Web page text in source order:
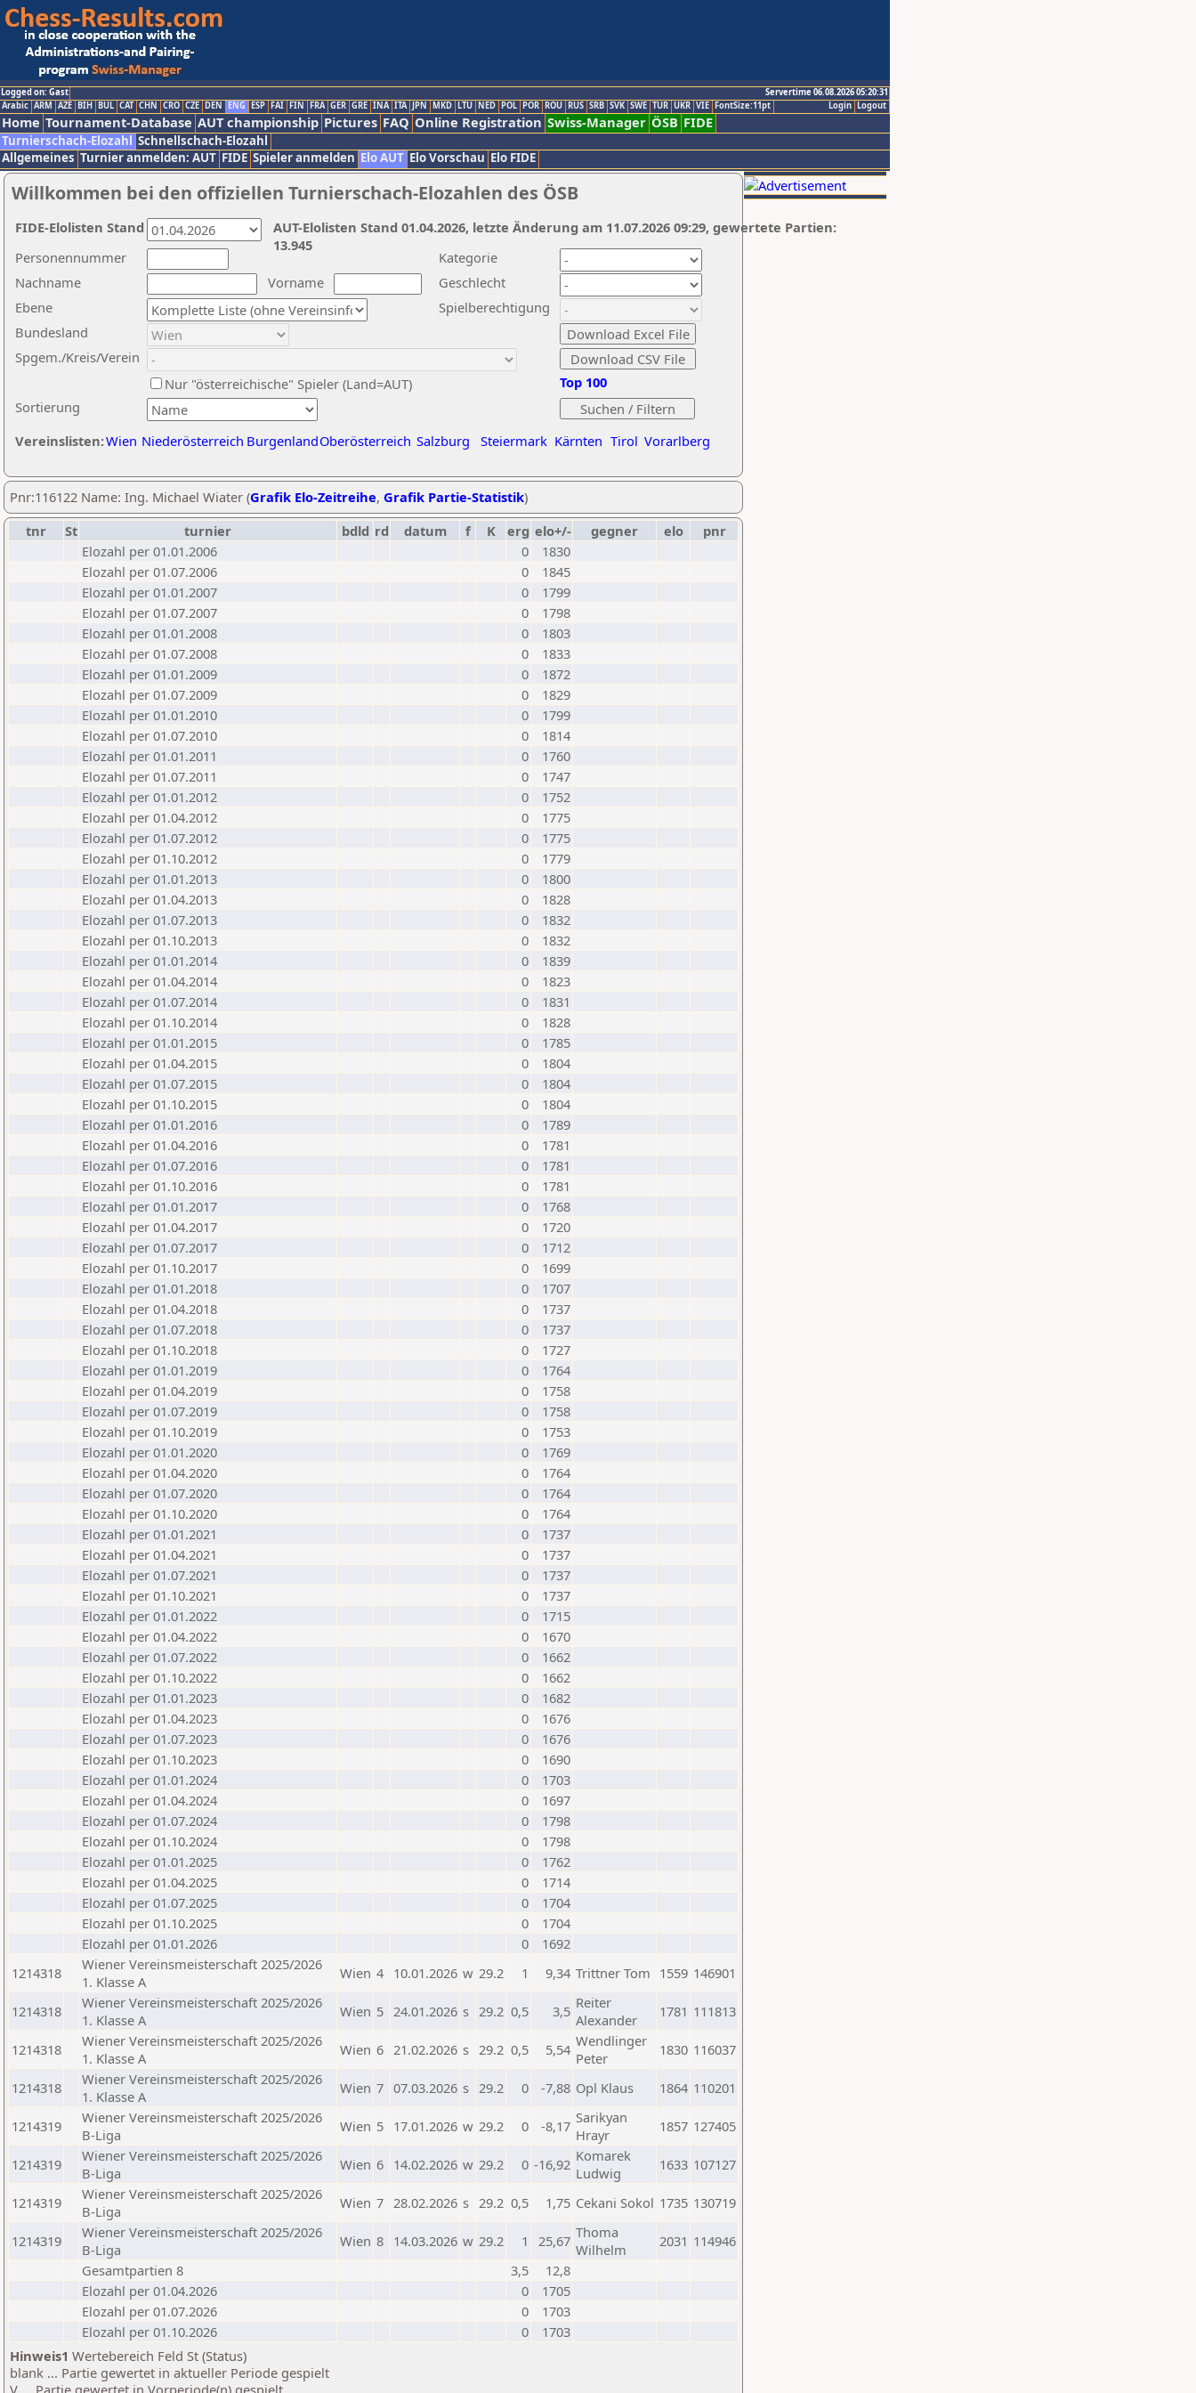
Logged on: Gast
Servertime 06.08.2026 05:20:31
Logout
Login
Arabic ARM AZE BIH BUL CAT CHN CRO CZE DEN ENG ESP FAI FIN FRA GER GRE INA ITA JPN MKD LTU NED POL POR ROU RUS SRB SVK SWE TUR UKR VIE FontSize:11pt
Home Tournament-Database AUT championship Pictures FAQ Online Registration Swiss-Manager ÖSB FIDE
Turnierschach-Elozahl Schnellschach-Elozahl
Allgemeines Turnier anmelden: AUT FIDE Spieler anmelden Elo AUT Elo Vorschau Elo FIDE
Willkommen bei den offiziellen Turnierschach-Elozahlen des ÖSB
Nachname
Vorname
Ebene
Kategorie
Sortierung
Personennummer
Bundesland
Spgem./Kreis/Verein
Geschlecht
Nur "österreichische" Spieler (Land=AUT)
Spielberechtigung
Vereinslisten:Wien Niederösterreich BurgenlandOberösterreich Salzburg Steiermark Kärnten Tirol Vorarlberg
Top 100
AUT-Elolisten Stand 01.04.2026, letzte Änderung am 11.07.2026 09:29, gewertete Partien:
13.945
FIDE-Elolisten Stand
Pnr:116122 Name: Ing. Michael Wiater (Grafik Elo-Zeitreihe, Grafik Partie-Statistik)
tnr
St turnier bdld rd datum f K erg elo+/- gegner elo
pnr
Elozahl per 01.01.2006
0
1830
Elozahl per 01.07.2006
0
1845
Elozahl per 01.01.2007
0
1799
Elozahl per 01.07.2007
0
1798
Elozahl per 01.01.2008
0
1803
Elozahl per 01.07.2008
0
1833
Elozahl per 01.01.2009
0
1872
Elozahl per 01.07.2009
0
1829
Elozahl per 01.01.2010
0
1799
Elozahl per 01.07.2010
0
1814
Elozahl per 01.01.2011
0
1760
Elozahl per 01.07.2011
0
1747
Elozahl per 01.01.2012
0
1752
Elozahl per 01.04.2012
0
1775
Elozahl per 01.07.2012
0
1775
Elozahl per 01.10.2012
0
1779
Elozahl per 01.01.2013
0
1800
Elozahl per 01.04.2013
0
1828
Elozahl per 01.07.2013
0
1832
Elozahl per 01.10.2013
0
1832
Elozahl per 01.01.2014
0
1839
Elozahl per 01.04.2014
0
1823
Elozahl per 01.07.2014
0
1831
Elozahl per 01.10.2014
0
1828
Elozahl per 01.01.2015
0
1785
Elozahl per 01.04.2015
0
1804
Elozahl per 01.07.2015
0
1804
Elozahl per 01.10.2015
0
1804
Elozahl per 01.01.2016
0
1789
Elozahl per 01.04.2016
0
1781
Elozahl per 01.07.2016
0
1781
Elozahl per 01.10.2016
0
1781
Elozahl per 01.01.2017
0
1768
Elozahl per 01.04.2017
0
1720
Elozahl per 01.07.2017
0
1712
Elozahl per 01.10.2017
0
1699
Elozahl per 01.01.2018
0
1707
Elozahl per 01.04.2018
0
1737
Elozahl per 01.07.2018
0
1737
Elozahl per 01.10.2018
0
1727
Elozahl per 01.01.2019
0
1764
Elozahl per 01.04.2019
0
1758
Elozahl per 01.07.2019
0
1758
Elozahl per 01.10.2019
0
1753
Elozahl per 01.01.2020
0
1769
Elozahl per 01.04.2020
0
1764
Elozahl per 01.07.2020
0
1764
Elozahl per 01.10.2020
0
1764
Elozahl per 01.01.2021
0
1737
Elozahl per 01.04.2021
0
1737
Elozahl per 01.07.2021
0
1737
Elozahl per 01.10.2021
0
1737
Elozahl per 01.01.2022
0
1715
Elozahl per 01.04.2022
0
1670
Elozahl per 01.07.2022
0
1662
Elozahl per 01.10.2022
0
1662
Elozahl per 01.01.2023
0
1682
Elozahl per 01.04.2023
0
1676
Elozahl per 01.07.2023
0
1676
Elozahl per 01.10.2023
0
1690
Elozahl per 01.01.2024
0
1703
Elozahl per 01.04.2024
0
1697
Elozahl per 01.07.2024
0
1798
Elozahl per 01.10.2024
0
1798
Elozahl per 01.01.2025
0
1762
Elozahl per 01.04.2025
0
1714
Elozahl per 01.07.2025
0
1704
Elozahl per 01.10.2025
0
1704
Elozahl per 01.01.2026
0
1692
1214318
Wiener Vereinsmeisterschaft 2025/2026
1. Klasse A
Wien 4 10.01.2026 w 29.2 1 9,34 Trittner Tom 1559 146901
1214318
Wiener Vereinsmeisterschaft 2025/2026
1. Klasse A
Wien 5 24.01.2026 s 29.2 0,5 3,5 Reiter
Alexander
1781 111813
1214318
Wiener Vereinsmeisterschaft 2025/2026
1. Klasse A
Wien 6 21.02.2026 s 29.2 0,5 5,54 Wendlinger
Peter
1830 116037
1214318
Wiener Vereinsmeisterschaft 2025/2026
1. Klasse A
Wien 7 07.03.2026 s 29.2 0 -7,88 Opl Klaus 1864 110201
1214319
Wiener Vereinsmeisterschaft 2025/2026
B-Liga
Wien 5 17.01.2026 w 29.2 0 -8,17 Sarikyan
Hrayr
1857 127405
1214319
Wiener Vereinsmeisterschaft 2025/2026
B-Liga
Wien 6 14.02.2026 w 29.2 0 -16,92 Komarek
Ludwig
1633 107127
1214319
Wiener Vereinsmeisterschaft 2025/2026
B-Liga
Wien 7 28.02.2026 s 29.2 0,5 1,75 Cekani Sokol 1735 130719
1214319
Wiener Vereinsmeisterschaft 2025/2026
B-Liga
Wien 8 14.03.2026 w 29.2 1 25,67 Thoma
Wilhelm
2031 114946
Gesamtpartien 8
3,5
12,8
Elozahl per 01.04.2026
0
1705
Elozahl per 01.07.2026
0
1703
Elozahl per 01.10.2026
0
1703
Hinweis1 Wertebereich Feld St (Status)
blank ... Partie gewertet in aktueller Periode gespielt
V ... Partie gewertet in Vorperiode(n) gespielt